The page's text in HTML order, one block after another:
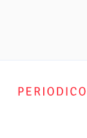
contenuto